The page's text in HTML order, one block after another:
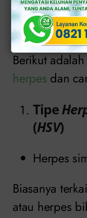
Berikut
herpes dan
Tipe
(HSV)
Herpes
Biasanya
atau herpes